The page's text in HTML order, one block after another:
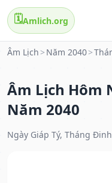
🗓️Amlich.org
Âm Lịch > Năm 2040>
Âm Lịch Hôm
Năm 2040
Ngày Giáp Tý, Tháng